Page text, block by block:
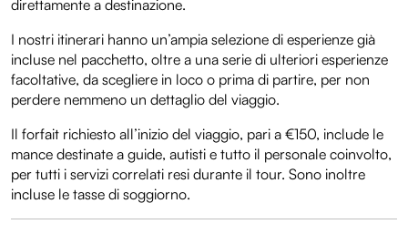
direttamente a destinazione.
I nostri itinerari hanno un’ampia selezione di esperienze già
incluse nel pacchetto, oltre a una serie di ulteriori esperienze
facoltative, da scegliere in loco o prima di partire, per non
perdere nemmeno un dettaglio del viaggio.
Il forfait richiesto all’inizio del viaggio, pari a €150, include le
mance destinate a guide, autisti e tutto il personale coinvolto,
per tutti i servizi correlati resi durante il tour. Sono inoltre
incluse le tasse di soggiorno.